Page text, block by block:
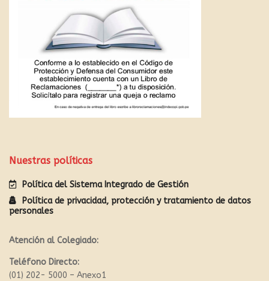
Nuestras políticas
Política del Sistema Integrado de Gestión
Política de privacidad, protección y tratamiento de datos
personales
Atención al Colegiado:
Teléfono Directo:
(01) 202- 5000 – Anexo1